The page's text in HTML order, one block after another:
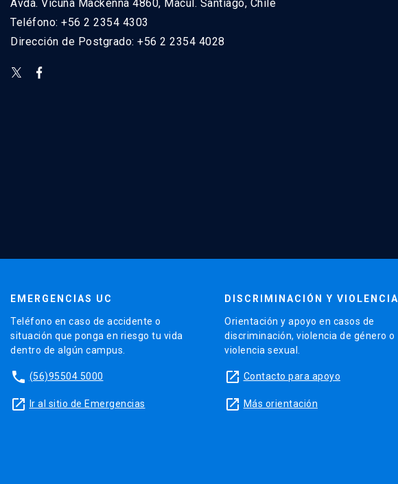
Avda. Vicuña Mackenna 4860, Macul. Santiago, Chile
Teléfono: +56 2 2354 4303
Dirección de Postgrado: +56 2 2354 4028
EMERGENCIAS UC
Teléfono en caso de accidente o
situación que ponga en riesgo tu vida
dentro de algún campus.
phone (56)95504 5000
launch Ir al sitio de Emergencias
DISCRIMINACIÓN Y VIOLENCIA
Orientación y apoyo en casos de
discriminación, violencia de género o
violencia sexual.
launch Contacto para apoyo
launch Más orientación